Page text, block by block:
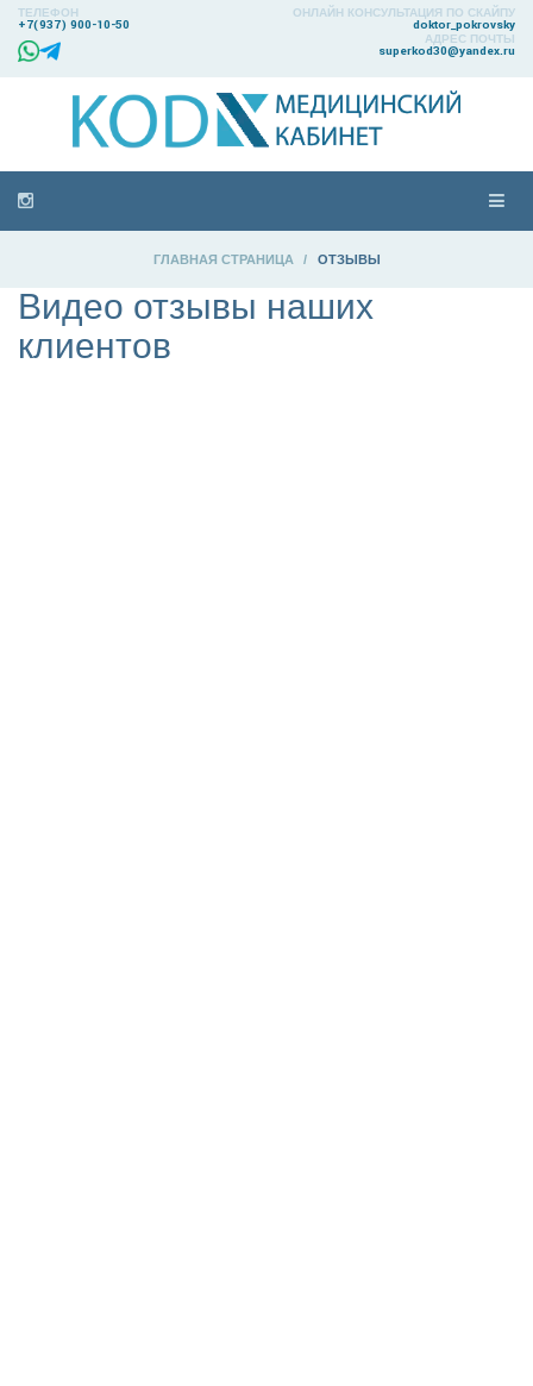
ТЕЛЕФОН
+7(937) 900-10-50
ОНЛАЙН КОНСУЛЬТАЦИЯ ПО СКАЙПУ
doktor_pokrovsky
АДРЕС ПОЧТЫ
superkod30@yandex.ru
ГЛАВНАЯ СТРАНИЦА ОТЗЫВЫ
Видео отзывы наших
клиентов